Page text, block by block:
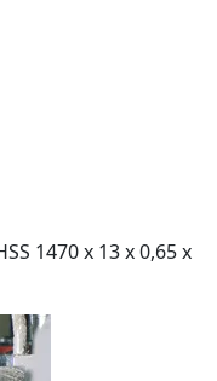
1470 x 13 x 0,65 x